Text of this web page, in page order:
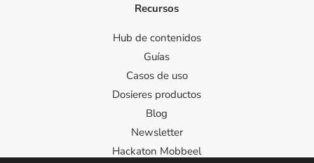
Recursos
Hub de contenidos
Guías
Casos de uso
Dosieres productos
Blog
Newsletter
Hackaton Mobbeel